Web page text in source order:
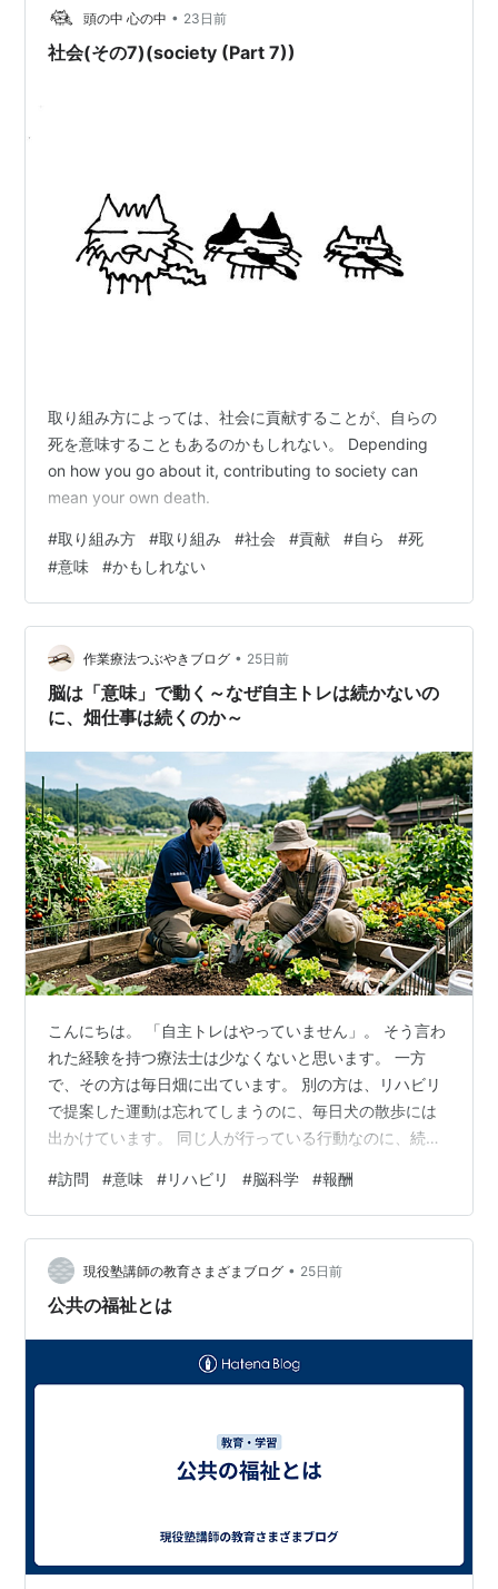
れたこともありましたが、評議会は開催されませんでし
た。しかし、キーワードモデレーションシステムが導入
とで意見の一致をみました。
議会の議題案）を残します。なお、このキーワード自体
（編集履歴、コメント欄）も、議論の記録そのもので
「意味」をキーワードとして認めるか
※認める・認めないの判断材料として、
キーワード作成
ガイドライン の7,10条に抵触する部分があるか（最初の
問題提起者・id:kikori2660
投票
賛成：キーワードの存続を認める
反対：キーワードの存続を認めない
どちらでもよい
概要
「意味」という普通名詞をキーワードとして認める
か否かについての議論です
キーワードとして認めるという方のご意見
「興味のあるキーワード」で、それによる「人と
のつながり」についても興味がある
一般的な普通名詞でも、キーワードの説明文には
「常識」など面白いものがあり、キーワードを見
て、新しい発見がある場合もある
キーワードガイドラインにも抵触していない
キーワードとして認めないという方のご意見
「意味」が一般的な言葉で、日記内の自動リンク
がうっとうしい
「意味」が登場したことで何かが広がったり、ユ
ーザー同士の繋がりが増えたりしていない
「意味」の解説が現状ではまだ不十分である。そ
な周知の語であって、ユーザーにとって意味を知
るためにこのキーワードが必要であるとはいえな
い。
参考
参考リンクはご自由に追加ください。
http://d.hatena.ne.jp/keyword/%b0%d5%cc%a3#c
http://d.hatena.ne.jp/kikori2660/20040309#p2
http://d.hatena.ne.jp/kikori2660/20040313#p2
かりやすく解説します。 「縋」は何と読む？ 「縋」は
**「すがる」**と読みます。 普段の生活では漢字よりも
頭の中 心の中 • 23日前
社会(その7)(society (Part 7))
取り組み方によっては、社会に貢献することが、自らの
死を意味することもあるのかもしれない。 Depending
on how you go about it, contributing to society can
mean your own death.
#取り組み方 #取り組み #社会 #貢献 #自ら #死
#意味 #かもしれない
作業療法つぶやきブログ • 25日前
脳は「意味」で動く～なぜ自主トレは続かないの
に、畑仕事は続くのか～
こんにちは。 「自主トレはやっていません」。 そう言わ
れた経験を持つ療法士は少なくないと思います。 一方
で、その方は毎日畑に出ています。 別の方は、リハビリ
で提案した運動は忘れてしまうのに、毎日犬の散歩には
出かけています。 同じ人が行っている行動なのに、続く
でしょうか。 そこには「Meaningful Occupation」が関
係していました。 ●Meaningful Occupation 急性期や回
復期では担当がすぐそばにいて、リハビリの時間もたっ
ぷりあります。 一方、生活期ではセラピストが隣にいる
わけでもなく、リハビリの時間が決まっている…
#訪問 #意味 #リハビリ #脳科学 #報酬
現役塾講師の教育さまざまブログ • 25日前
公共の福祉とは